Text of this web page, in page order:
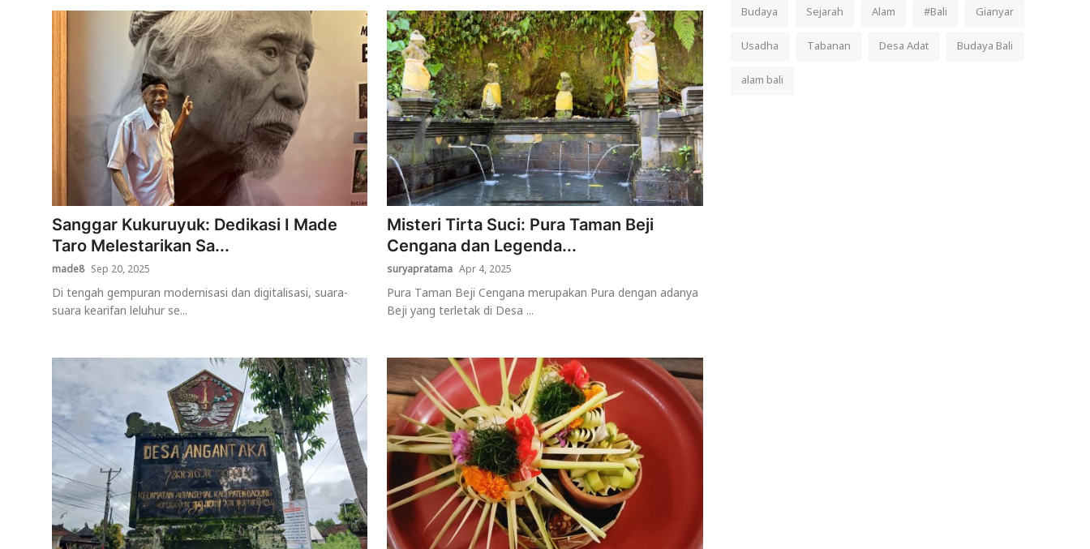
Sanggar Kukuruyuk: Dedikasi I Made
Taro Melestarikan Sa...
made8 Sep 20, 2025
Di tengah gempuran modernisasi dan digitalisasi, suara-
suara kearifan leluhur se...
Misteri Tirta Suci: Pura Taman Beji
Cengana dan Legenda...
suryapratama Apr 4, 2025
Pura Taman Beji Cengana merupakan Pura dengan adanya
Beji yang terletak di Desa ...
Budaya
Sejarah Alam #Bali
Gianyar
Usadha
Tabanan Desa Adat
Budaya Bali
alam bali